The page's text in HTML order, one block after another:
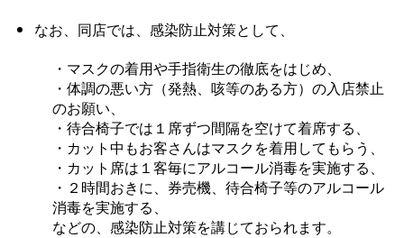
なお、同店では、感染防止対策として、
・マスクの着用や手指衛生の徹底をはじめ、
・体調の悪い方（発熱、咳等のある方）の入店禁止
のお願い、
・待合椅子では１席ずつ間隔を空けて着席する、
・カット中もお客さんはマスクを着用してもらう、
・カット席は１客毎にアルコール消毒を実施する、
・２時間おきに、券売機、待合椅子等のアルコール
消毒を実施する、
などの、感染防止対策を講じておられます。